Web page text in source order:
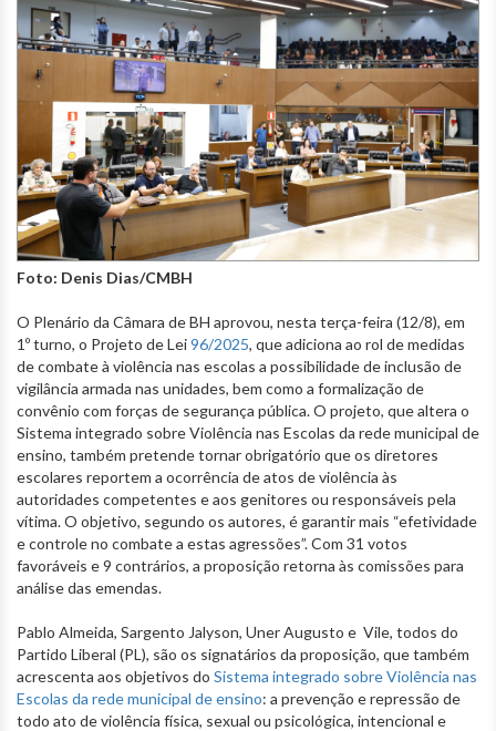
Foto: Denis Dias/CMBH
O Plenário da Câmara de BH aprovou, nesta terça-feira (12/8), em
1º turno, o Projeto de Lei96/2025, que adiciona ao rol de medidas
de combate à violência nas escolas a possibilidade de inclusão de
vigilância armada nas unidades, bem como a formalização de
convênio com forças de segurança pública. O projeto, que altera o
Sistema integrado sobre Violência nas Escolas da rede municipal de
ensino, também pretende tornar obrigatório que os diretores
escolares reportem a ocorrência de atos de violência às
autoridades competentes e aos genitores ou responsáveis pela
vítima. O objetivo, segundo os autores, é garantir mais “efetividade
e controle no combate a estas agressões”. Com 31 votos
favoráveis e 9 contrários, a proposição retorna às comissões para
análise das emendas.
Pablo Almeida, Sargento Jalyson, Uner Augusto e Vile, todos do
Partido Liberal (PL), são os signatários da proposição, que também
acrescenta aos objetivos do Sistema integrado sobre Violência nas
Escolas da rede municipal de ensino: a prevenção e repressão de
todo ato de violência física, sexual ou psicológica, intencional e